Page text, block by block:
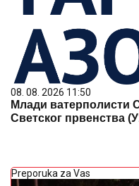
08. 08. 2026 11:50
Млади ватерполисти
Светског првенства
Preporuka za Vas